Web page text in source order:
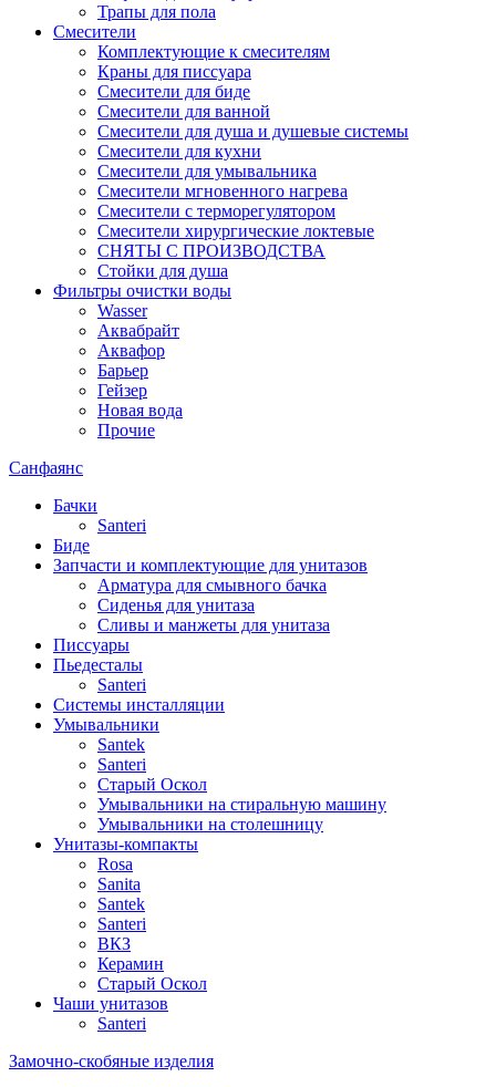
Трапы для пола
Смесители
Комплектующие к смесителям
Краны для писсуара
Смесители для биде
Смесители для ванной
Смесители для душа и душевые системы
Смесители для кухни
Смесители для умывальника
Смесители мгновенного нагрева
Смесители с терморегулятором
Смесители хирургические локтевые
СНЯТЫ С ПРОИЗВОДСТВА
Стойки для душа
Фильтры очистки воды
Wasser
Аквабрайт
Аквафор
Барьер
Гейзер
Новая вода
Прочие
Санфаянс
Бачки
Santeri
Биде
Запчасти и комплектующие для унитазов
Арматура для смывного бачка
Сиденья для унитаза
Сливы и манжеты для унитаза
Писсуары
Пьедесталы
Santeri
Системы инсталляции
Умывальники
Santek
Santeri
Старый Оскол
Умывальники на стиральную машину
Умывальники на столешницу
Унитазы-компакты
Rosa
Sanita
Santek
Santeri
ВКЗ
Керамин
Старый Оскол
Чаши унитазов
Santeri
Замочно-скобяные изделия